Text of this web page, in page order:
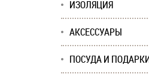
ИЗОЛЯЦИЯ
АКСЕССУАРЫ
ПОСУДА И